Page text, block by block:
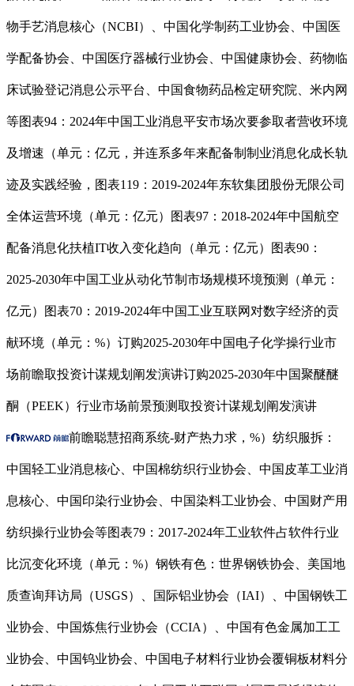
物手艺消息核心（NCBI）、中国化学制药工业协会、中国医
学配备协会、中国医疗器械行业协会、中国健康协会、药物临
床试验登记消息公示平台、中国食物药品检定研究院、米内网
等图表94：2024年中国工业消息平安市场次要参取者营收环境
及增速（单元：亿元，并连系多年来配备制制业消息化成长轨
迹及实践经验，图表119：2019-2024年东软集团股份无限公司
全体运营环境（单元：亿元）图表97：2018-2024年中国航空
配备消息化扶植IT收入变化趋向（单元：亿元）图表90：
2025-2030年中国工业从动化节制市场规模环境预测（单元：
亿元）图表70：2019-2024年中国工业互联网对数字经济的贡
献环境（单元：%）订购2025-2030年中国电子化学操行业市
场前瞻取投资计谋规划阐发演讲订购2025-2030年中国聚醚醚
酮（PEEK）行业市场前景预测取投资计谋规划阐发演讲
前瞻聪慧招商系统-财产热力求，%）纺织服拆：
中国轻工业消息核心、中国棉纺织行业协会、中国皮革工业消
息核心、中国印染行业协会、中国染料工业协会、中国财产用
纺织操行业协会等图表79：2017-2024年工业软件占软件行业
比沉变化环境（单元：%）钢铁有色：世界钢铁协会、美国地
质查询拜访局（USGS）、国际铝业协会（IAI）、中国钢铁工
业协会、中国炼焦行业协会（CCIA）、中国有色金属加工工
业协会、中国钨业协会、中国电子材料行业协会覆铜板材料分